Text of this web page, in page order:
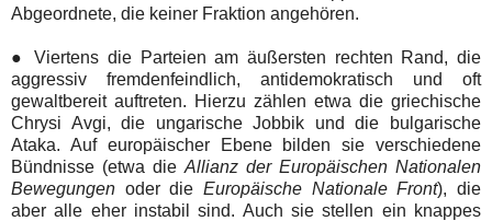
Abgeordnete, die keiner Fraktion angehören.
●Viertens die Parteien am äußersten rechten Rand, die
aggressiv fremdenfeindlich, antidemokratisch und oft
gewaltbereit auftreten. Hierzu zählen etwa die griechische
Chrysi Avgi, die ungarische Jobbik und die bulgarische
Ataka. Auf europäischer Ebene bilden sie verschiedene
Bündnisse (etwa die Allianz der Europäischen Nationalen
Bewegungen oder die Europäische Nationale Front), die
aber alle eher instabil sind. Auch sie stellen ein knappes